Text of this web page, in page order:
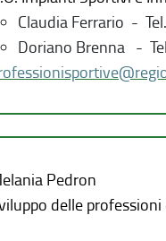
Claudia Ferrario -
Doriano Brenna -
Pedron
delle